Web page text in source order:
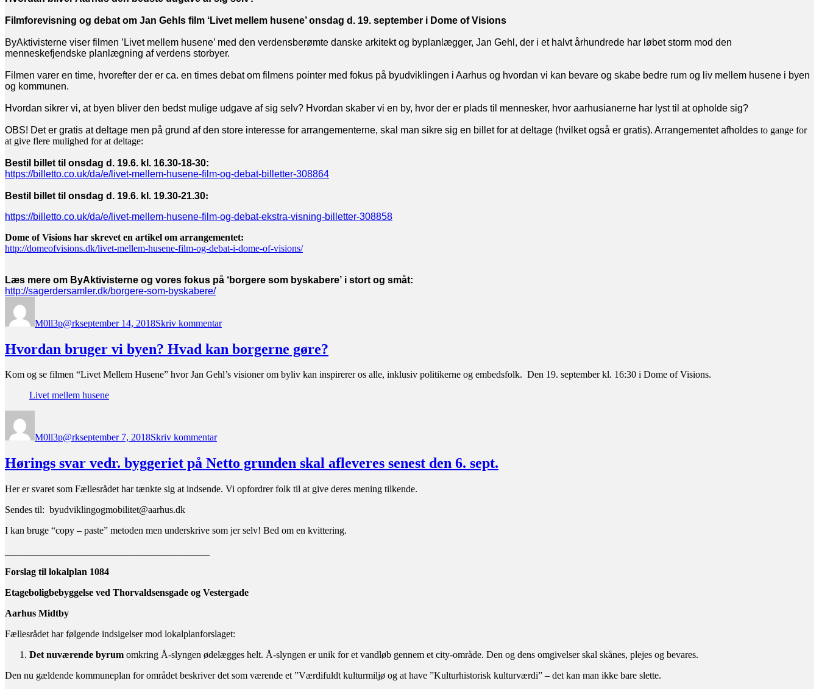
13
Filmforevisning og debat om Jan Gehls film ‘Livet mellem husene’ onsdag d. 19. september i Dome of Visions
ByAktivisterne viser filmen ’Livet mellem husene’ med den verdensberømte danske arkitekt og byplanlægger, Jan Gehl, der i et halvt århundrede har løbet storm mod den
menneskefjendske planlægning af verdens storbyer.
Filmen varer en time, hvorefter der er ca. en times debat om filmens pointer med fokus på byudviklingen i Aarhus og hvordan vi kan bevare og skabe bedre rum og liv mellem husene i byen
og kommunen.
Hvordan sikrer vi, at byen bliver den bedst mulige udgave af sig selv? Hvordan skaber vi en by, hvor der er plads til mennesker, hvor aarhusianerne har lyst til at opholde sig?
OBS! Det er gratis at deltage men på grund af den store interesse for arrangementerne, skal man sikre sig en billet for at deltage (hvilket også er gratis). Arrangementet afholdes to gange for
at give flere mulighed for at deltage:
Bestil billet til onsdag d. 19.6. kl. 16.30-18-30:
https://billetto.co.uk/da/e/livet-mellem-husene-film-og-debat-billetter-308864
Bestil billet til onsdag d. 19.6. kl. 19.30-21.30:
https://billetto.co.uk/da/e/livet-mellem-husene-film-og-debat-ekstra-visning-billetter-308858
Dome of Visions har skrevet en artikel om arrangementet:
http://domeofvisions.dk/livet-mellem-husene-film-og-debat-i-dome-of-visions/
Læs mere om ByAktivisterne og vores fokus på ‘borgere som byskabere’ i stort og småt:
http://sagerdersamler.dk/borgere-som-byskabere/
M0ll3p@rkseptember 14, 2018Skriv kommentar–
i
Dome
Visions
Hvordan bruger vi byen? Hvad kan borgerne gøre?
Kom og se filmen “Livet Mellem Husene” hvor Jan Gehl’s visioner om byliv kan inspirerer os alle, inklusiv politikerne og embedsfolk. Den 19. september kl. 16:30 i Dome of Visions.
Livet mellem husene
M0ll3p@rkseptember 7, 2018Skriv kommentarbruger
byen?
Hvad
borgerne
Hørings svar vedr. byggeriet på Netto grunden skal afleveres senest den 6. sept.
Her er svaret som Fællesrådet har tænkte sig at indsende. Vi opfordrer folk til at give deres mening tilkende.
Sendes til: byudviklingogmobilitet@aarhus.dk
I kan bruge “copy – paste” metoden men underskrive som jer selv! Bed om en kvittering.
Forslag til lokalplan 1084
Etageboligbebyggelse ved Thorvaldsensgade og Vestergade
Aarhus Midtby
Fællesrådet har følgende indsigelser mod lokalplanforslaget:
Det nuværende byrum omkring Å-slyngen ødelægges helt. Å-slyngen er unik for et vandløb gennem et city-område. Den og dens omgivelser skal skånes, plejes og bevares.
Den nu gældende kommuneplan for området beskriver det som værende et ”Værdifuldt kulturmiljø og at have ”Kulturhistorisk kulturværdi” – det kan man ikke bare slette.